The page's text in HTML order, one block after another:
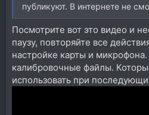
публикуют. В интернете не
Посмотрите вот это видео и
паузу, повторяйте все
настройке карты и
калибровочные файлы.
использовать при